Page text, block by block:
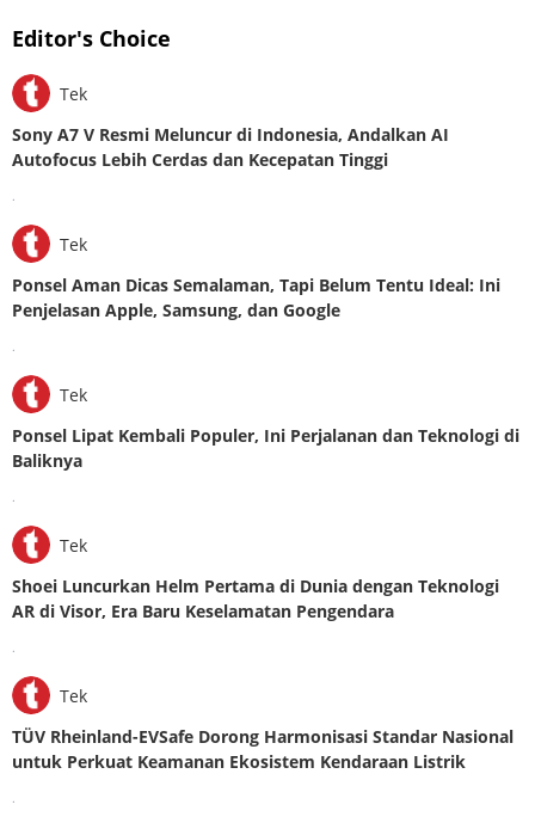
Editor's Choice
Tek
Sony A7 V Resmi Meluncur di Indonesia, Andalkan AI
Autofocus Lebih Cerdas dan Kecepatan Tinggi
.
Tek
Ponsel Aman Dicas Semalaman, Tapi Belum Tentu Ideal: Ini
Penjelasan Apple, Samsung, dan Google
.
Tek
Ponsel Lipat Kembali Populer, Ini Perjalanan dan Teknologi di
Baliknya
.
Tek
Shoei Luncurkan Helm Pertama di Dunia dengan Teknologi
AR di Visor, Era Baru Keselamatan Pengendara
.
Tek
TÜV Rheinland-EVSafe Dorong Harmonisasi Standar Nasional
untuk Perkuat Keamanan Ekosistem Kendaraan Listrik
.